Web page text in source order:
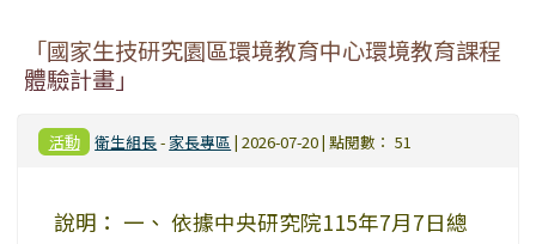
「國家生技研究園區環境教育中心環境教育課程
體驗計畫」
活動 衛生組長- 家長專區 | 2026-07-20 | 點閱數： 51
說明： 一、 依據中央研究院115年7月7日總